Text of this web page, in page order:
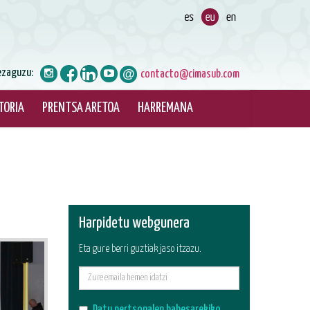
contacto@cimasub.com
PRENTSA ARETOA HARREMANA
Harpidetu webgunera
Eta gure berri guztiak jaso itzazu.